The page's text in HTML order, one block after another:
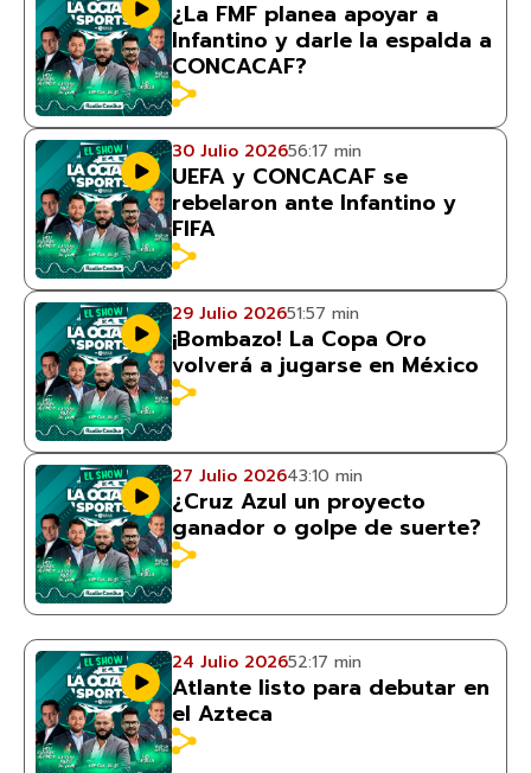
¿La FMF planea apoyar a
Infantino y darle la espalda a
CONCACAF?
30 Julio 202656:17 min
UEFA y CONCACAF se
rebelaron ante Infantino y
FIFA
29 Julio 202651:57 min
¡Bombazo! La Copa Oro
volverá a jugarse en México
27 Julio 202643:10 min
¿Cruz Azul un proyecto
ganador o golpe de suerte?
24 Julio 202652:17 min
Atlante listo para debutar en
el Azteca